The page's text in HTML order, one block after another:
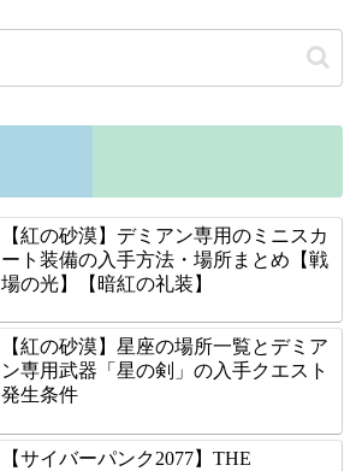
【紅の砂漠】デミアン専用のミニスカ
ート装備の入手方法・場所まとめ【戦
場の光】【暗紅の礼装】
【紅の砂漠】星座の場所一覧とデミア
ン専用武器「星の剣」の入手クエスト
発生条件
【サイバーパンク2077】THE